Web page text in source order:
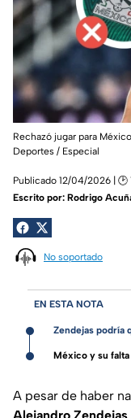
Rechazó jugar para
Deportes / Especial
Publicado 12/04/2026 | 🕑
Escrito por: Rodrigo
No soportado
EN ESTA NOTA
Zendejas podría
México y su
A pesar de haber